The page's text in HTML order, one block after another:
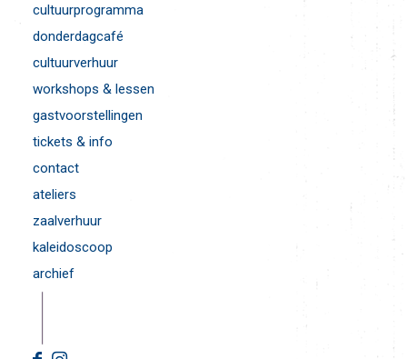
cultuurprogramma
donderdagcafé
cultuurverhuur
workshops & lessen
gastvoorstellingen
tickets & info
contact
ateliers
zaalverhuur
kaleidoscoop
archief